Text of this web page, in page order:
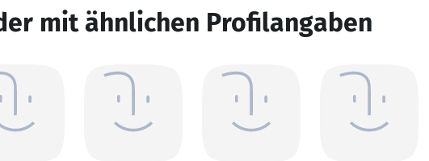
mit ähnlichen Profilangaben